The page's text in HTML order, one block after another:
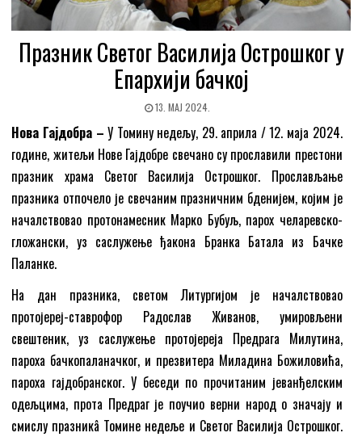
Празник Светог Василија Острошког у
Епархији бачкој
13. МАЈ 2024.
Нова Гајдобра –У Томину недељу, 29. априла / 12. маја 2024.
године, житељи Нове Гајдобре свечано су прославили престони
празник храма Светог Василија Острошког. Прослављање
празника отпочело је свечаним празничним бденијем, којим је
началствовао протонамесник Марко Бубуљ, парох челаревско-
гложански, уз саслужење ђакона Бранка Батала из Бачке
Паланке.
На дан празника, светом Литургијом је началствовао
протојереј-ставрофор Радослав Живанов, умировљени
свештеник, уз саслужење протојереја Предрага Милутина,
пароха бачкопаланачког, и презвитера Миладина Божиловића,
пароха гајдобранског. У беседи по прочитаним јеванђелским
одељцима, прота Предраг је поучио верни народ о значају и
смислу празникâ Томине недеље и Светог Василија Острошког.